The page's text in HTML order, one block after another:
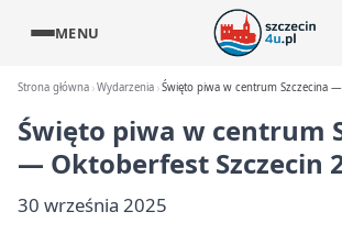
MENU
Strona główna Wydarzenia Święto piwa w centrum Szczecina
Święto piwa w centrum
— Oktoberfest Szczecin
30 września 2025